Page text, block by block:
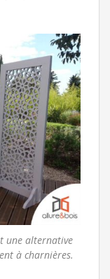
une alternative
à charnières.